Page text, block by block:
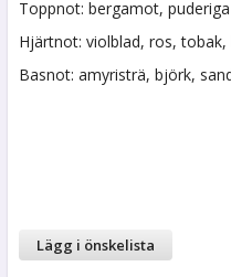
Toppnot: bergamot,
Hjärtnot: violblad, ros, tobak,
Basnot: amyristrä, björk,
Lägg i önskelista